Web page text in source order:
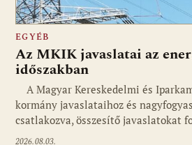
EGYÉB
Az MKIK javaslatai az
időszakban
A Magyar Kereskedelmi és
kormány javaslataihoz és
csatlakozva, összesítő javaslatokat
2026.08.03.